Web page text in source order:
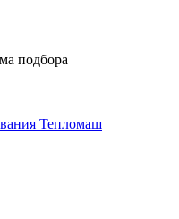
подбора
Тепломаш